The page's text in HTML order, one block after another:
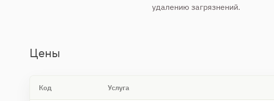
удалению загрязнений.
Цены
Код Услуга